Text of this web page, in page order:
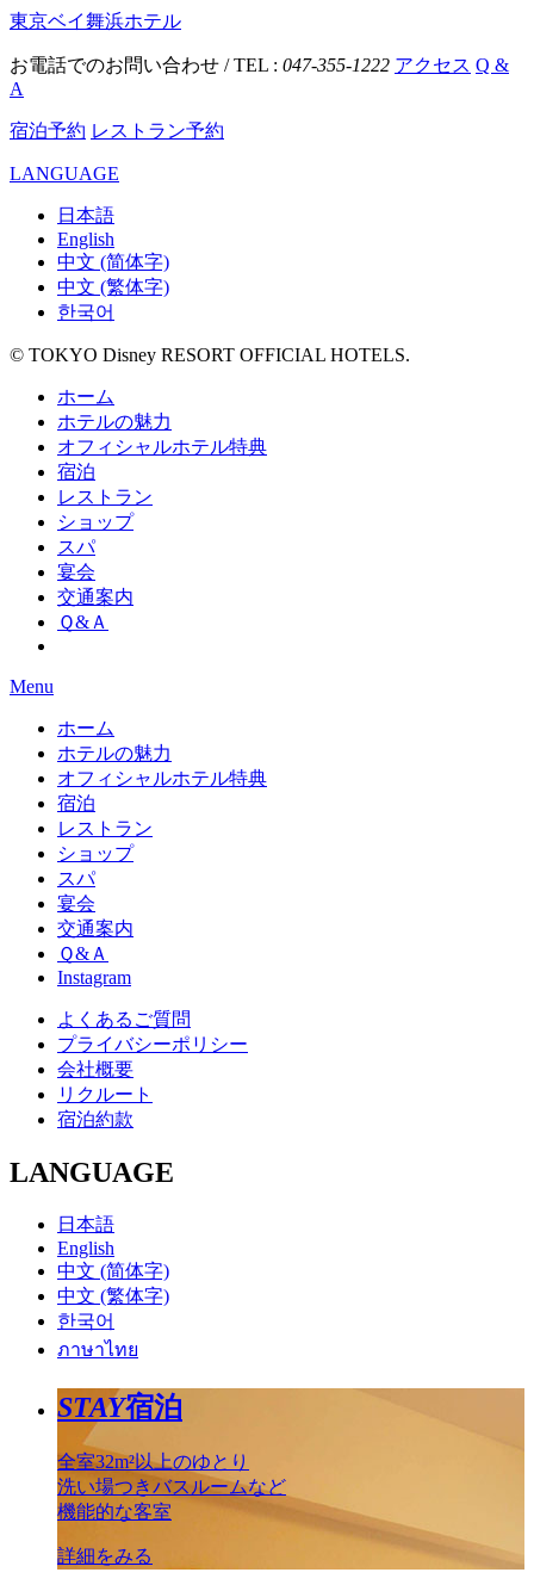
東京ベイ舞浜ホテル
お電話でのお問い合わせ / TEL : 047-355-1222 アクセス Q &
A
宿泊予約 レストラン予約
LANGUAGE
日本語
English
中文 (简体字)
中文 (繁体字)
한국어
© TOKYO Disney RESORT OFFICIAL HOTELS.
ホーム
ホテルの魅力
オフィシャルホテル特典
宿泊
レストラン
ショップ
スパ
宴会
交通案内
Ｑ&Ａ
Menu
ホーム
ホテルの魅力
オフィシャルホテル特典
宿泊
レストラン
ショップ
スパ
宴会
交通案内
Ｑ&Ａ
Instagram
よくあるご質問
プライバシーポリシー
会社概要
リクルート
宿泊約款
LANGUAGE
日本語
English
中文 (简体字)
中文 (繁体字)
한국어
ภาษาไทย
STAY宿泊
全室32m²以上のゆとり
洗い場つきバスルームなど
機能的な客室
詳細をみる